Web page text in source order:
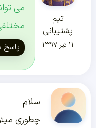
تیم
پشتیبانی
۱۱ تیر ۱۳۹۷
می
پاسخ
سلام
چطوری